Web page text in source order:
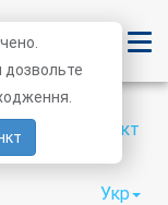
Населений пункт
Укр